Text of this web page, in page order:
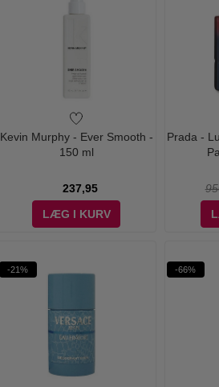
Kevin Murphy - Ever Smooth -
150 ml
237,95
LÆG I KURV
Prada -
-21% -66%